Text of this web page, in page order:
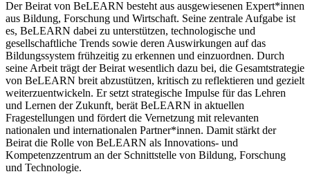
Der Beirat von BeLEARN besteht aus ausgewiesenen Expert*innen
aus Bildung, Forschung und Wirtschaft. Seine zentrale Aufgabe ist
es, BeLEARN dabei zu unterstützen, technologische und
gesellschaftliche Trends sowie deren Auswirkungen auf das
Bildungssystem frühzeitig zu erkennen und einzuordnen. Durch
seine Arbeit trägt der Beirat wesentlich dazu bei, die Gesamtstrategie
von BeLEARN breit abzustützen, kritisch zu reflektieren und gezielt
weiterzuentwickeln. Er setzt strategische Impulse für das Lehren
und Lernen der Zukunft, berät BeLEARN in aktuellen
Fragestellungen und fördert die Vernetzung mit relevanten
nationalen und internationalen Partner*innen. Damit stärkt der
Beirat die Rolle von BeLEARN als Innovations- und
Kompetenzzentrum an der Schnittstelle von Bildung, Forschung
und Technologie.